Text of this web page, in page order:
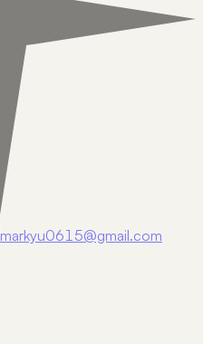
markyu0615@gmail.com